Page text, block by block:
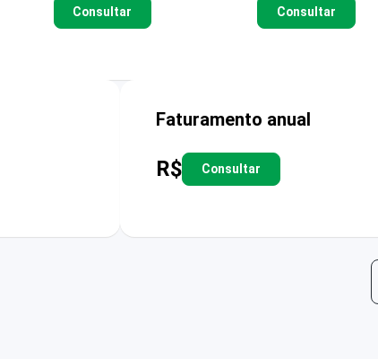
Consultar Consultar
Faturamento anual
R$ Consultar